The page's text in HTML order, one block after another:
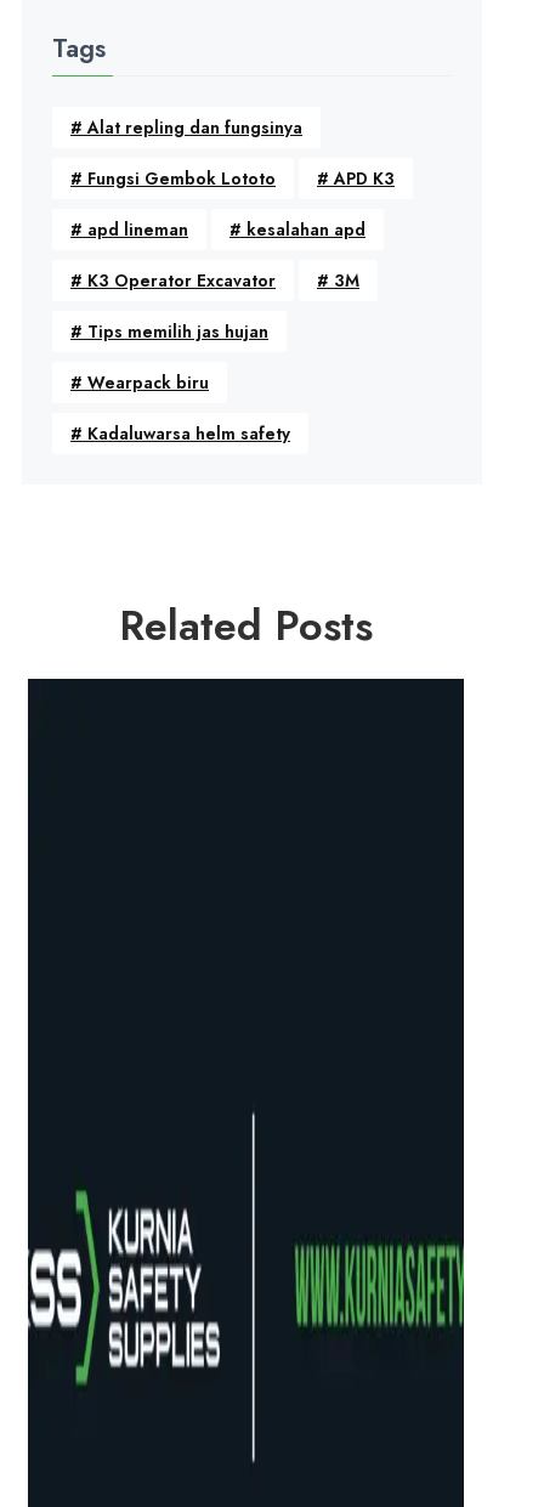
Tags
#Alat repling dan fungsinya
# Fungsi Gembok Lototo #APD K3
# apd lineman # kesalahan apd
# K3 Operator Excavator # 3M
# Tips memilih jas hujan
# Wearpack biru
# Kadaluwarsa helm safety
Related Posts